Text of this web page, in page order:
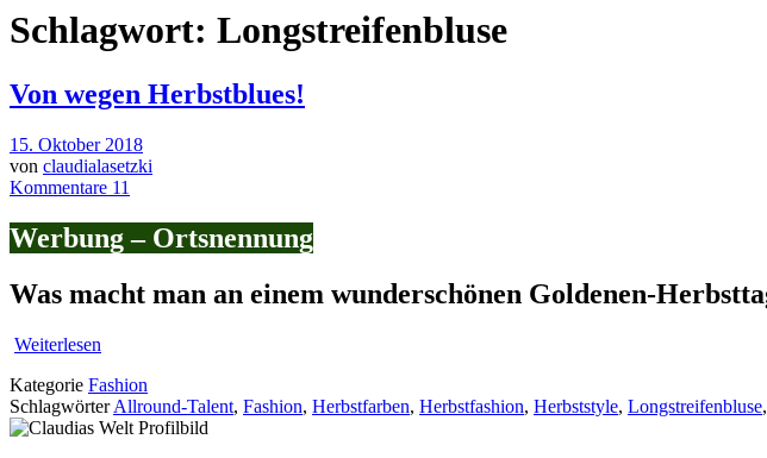
Schlagwort: Longstreifenbluse
Von wegen Herbstblues!
15. Oktober 2018
von claudialasetzki
Kommentare 11
Werbung – Ortsnennung
Was macht man an einem wunderschönen Goldenen-
Weiterlesen
Kategorie Fashion
SchlagwörterAllround-Talent, Fashion, Herbstfarben, Herbstfashion, Herbststyle, Longstreifenbluse,